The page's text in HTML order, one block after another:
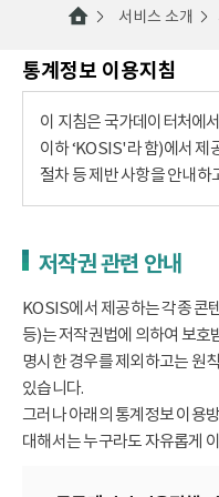
서비스 소개
통계정보 이용지침
이 지침은 국가데이터처에
이하 ‘KOSIS'라 함)에서 제
절차 등 제반 사항을 안내하
저작권 관련 안내
KOSIS에서 제공하는 각종 콘
등)는 저작권법에 의하여 보호
명시한 경우를 제외하고는 원
있습니다.
그러나 아래의 통계정보 이용
대해서는 누구라도 자유롭게